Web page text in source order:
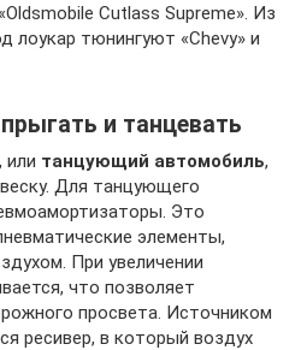
Cutlass Supreme». Из
лоукар тюнингуют «Chevy» и
и танцевать
, или танцующий автомобиль,
Для танцующего
Это
элементы,
При увеличении
что позволяет
просвета. Источником
ресивер, в который воздух